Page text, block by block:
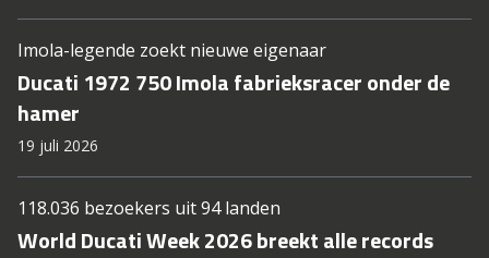
Imola-legende zoekt nieuwe eigenaar
Ducati 1972 750 Imola fabrieksracer onder de
hamer
19 juli 2026
118.036 bezoekers uit 94 landen
World Ducati Week 2026 breekt alle records